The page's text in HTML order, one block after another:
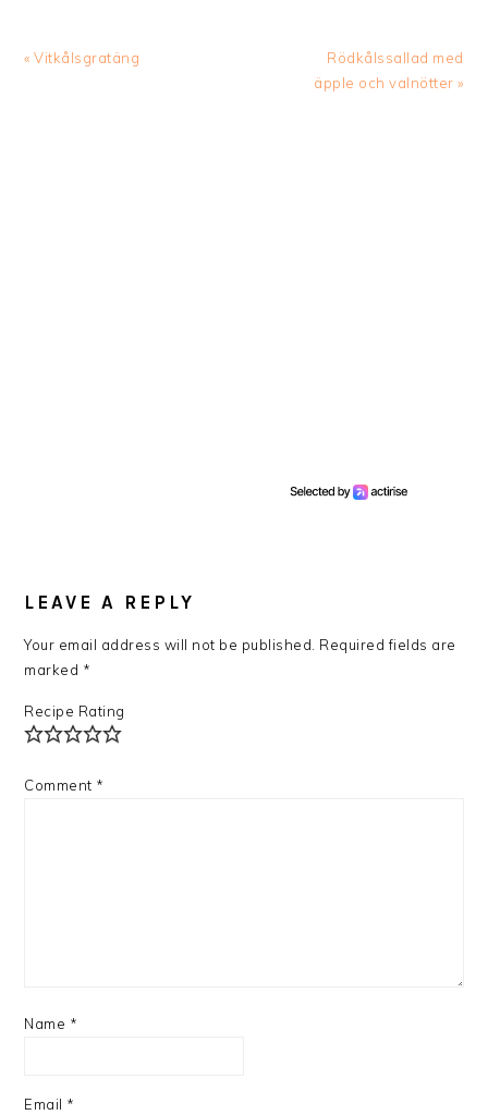
Previous
« Vitkålsgratäng
Next
Post:
Rödkålssallad med
äpple och valnötter »
INTERACTIONS
LEAVE A REPLY
Your email address will not be published. Required fields are
marked *
Recipe Rating
Comment *
Name *
Email *